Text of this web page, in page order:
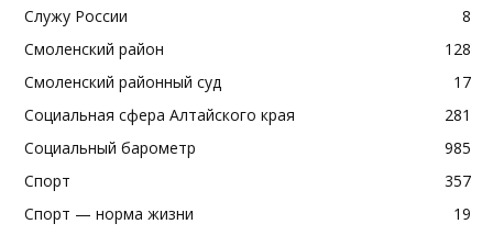
Служу России
8
Смоленский район
128
Смоленский районный суд
17
Социальная сфера Алтайского края
281
Социальный барометр
985
Спорт
357
Спорт — норма жизни
19